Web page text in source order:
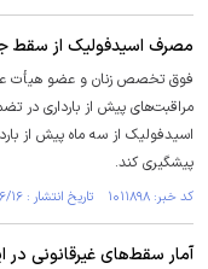
مصرف اسیدفولیک از سقط
فوق تخصص زنان و عضو هیأت
مراقبت‌های پیش از بارداری
اسیدفولیک از سه ماه پیش از
پیشگیری کند.
کد خبر: ۱۰۱۱۸۹۸ تاریخ انتشار : ۱۴۰۴/۰۶/۱۶
آمار سقط‌های غیرقانونی در